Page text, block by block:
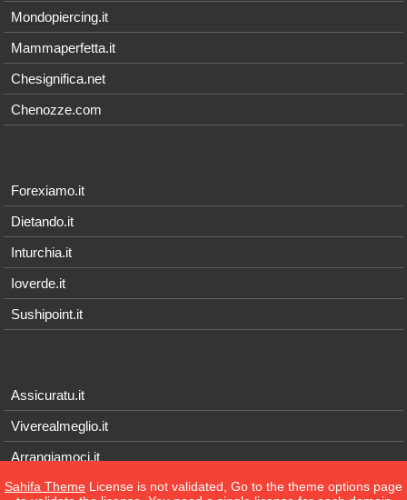
Mondopiercing.it
Mammaperfetta.it
Chesignifica.net
Chenozze.com
Forexiamo.it
Dietando.it
Inturchia.it
Ioverde.it
Sushipoint.it
Assicuratu.it
Viverealmeglio.it
Arrangiamoci.it
Tecnichef.it
Sahifa Theme License is not validated, Go to the theme options page